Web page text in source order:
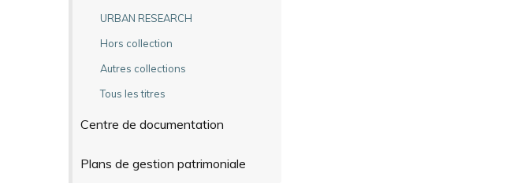
URBAN RESEARCH
Hors collection
Autres collections
Tous les titres
Centre de documentation
Plans de gestion patrimoniale